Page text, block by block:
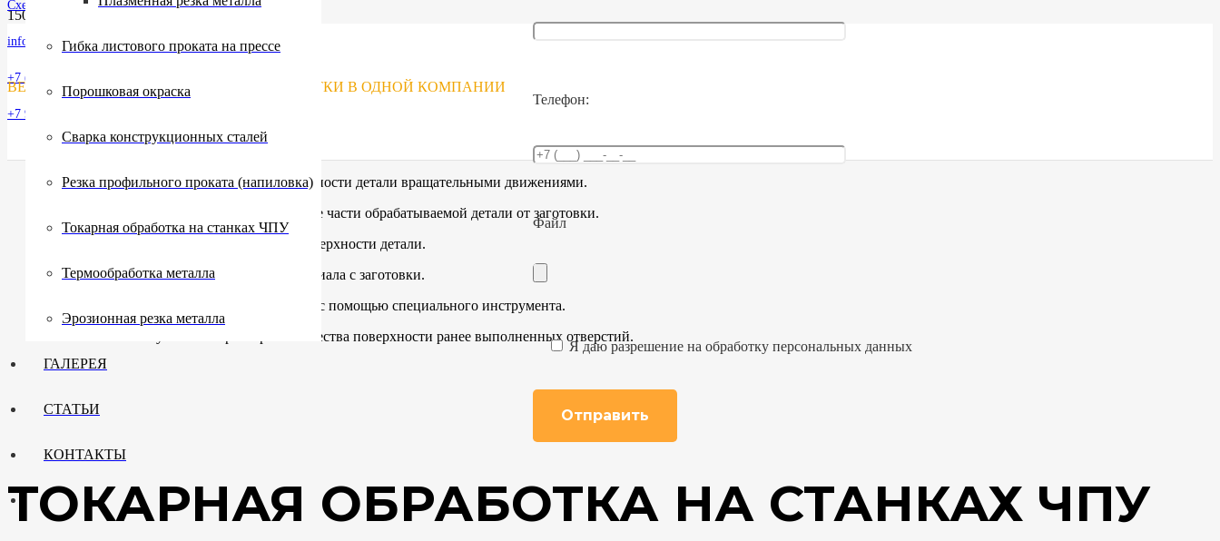
Схема проезда
info@strop-nn.ru
+7 (831) 2 88 00 00
+7 930 801-97-71
ВЕСЬ КОМПЛЕКС УСЛУГ МЕТАЛЛООБРАБОТКИ В ОДНОЙ КОМПАНИИ
Телефон:
Файл
Я даю разрешение на обработку персональных данных
Гибка листового проката на прессе
Порошковая окраска
Сварка конструкционных сталей
Резка профильного проката (напиловка)
Токарная обработка на станках ЧПУ
Термообработка металла
Эрозионная резка металла
ГАЛЕРЕЯ
СТАТЬИ
КОНТАКТЫ
Точение — снятие слоя материала с поверхности детали вращательными движениями.
— отделение части обрабатываемой детали от заготовки.
— создание резьбы на поверхности детали.
Фрезерование— удаление излишков материала с заготовки.
— создание отверстий в детали с помощью специального инструмента.
— уточнение размеров и качества поверхности ранее выполненных отверстий.
ТОКАРНАЯ ОБРАБОТКА НА СТАНКАХ ЧПУ